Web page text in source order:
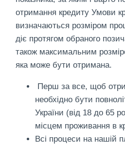
отримання кредиту Умови
визначаються розміром
діє протягом обраного
також максимальним
яка може бути отримана.
Перш за все, щоб
необхідно бути
України (від 18 до 65
місцем проживання в
Всі процеси на нашій